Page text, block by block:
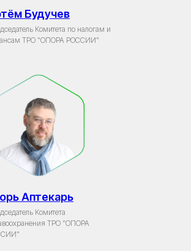
Будучев
Комитета по налогам и
ТРО "ОПОРА РОССИИ"
Аптекарь
Комитета
ТРО "ОПОРА